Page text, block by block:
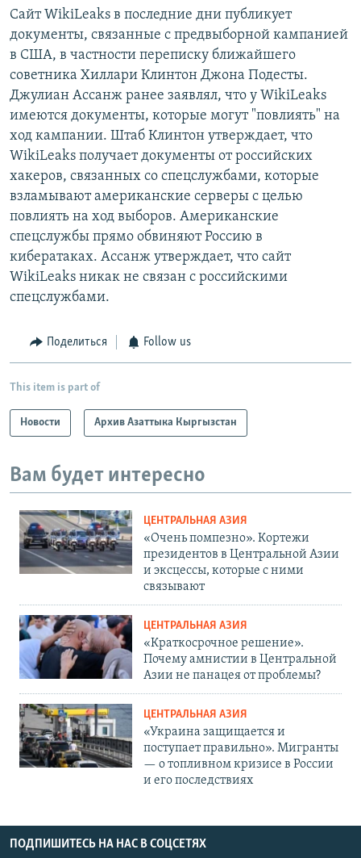
Сайт WikiLeaks в последние дни публикует
документы, связанные с предвыборной кампанией
в США, в частности переписку ближайшего
советника Хиллари Клинтон Джона Подесты.
Джулиан Ассанж ранее заявлял, что у WikiLeaks
имеются документы, которые могут "повлиять" на
ход кампании. Штаб Клинтон утверждает, что
WikiLeaks получает документы от российских
хакеров, связанных со спецслужбами, которые
взламывают американские серверы с целью
повлиять на ход выборов. Американские
спецслужбы прямо обвиняют Россию в
кибератаках. Ассанж утверждает, что сайт
WikiLeaks никак не связан с российскими
спецслужбами.
Поделиться Follow us
This item is part of
Новости Архив Азаттыка Кыргызстан
Вам будет интересно
ЦЕНТРАЛЬНАЯ АЗИЯ
«Очень помпезно». Кортежи
президентов в Центральной Азии
и эксцессы, которые с ними
связывают
ЦЕНТРАЛЬНАЯ АЗИЯ
«Краткосрочное решение».
Почему амнистии в Центральной
Азии не панацея от проблемы?
ЦЕНТРАЛЬНАЯ АЗИЯ
«Украина защищается и
поступает правильно». Мигранты
— о топливном кризисе в России
и его последствиях
ПОДПИШИТЕСЬ НА НАС В СОЦСЕТЯХ